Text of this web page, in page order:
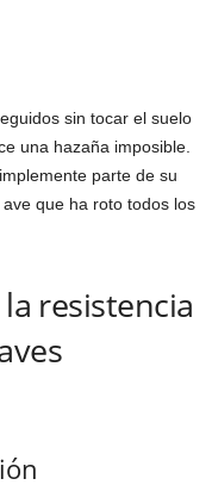
sin tocar el suelo
una hazaña imposible.
parte de su
que ha roto todos los
resistencia